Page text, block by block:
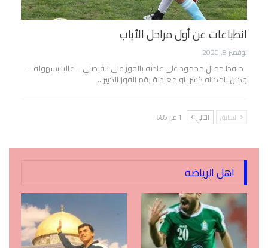
انطباعات عن أول مراحل الأياب
نوفمبر 8, 2020
حافظ جمال محمود على عادته بالفوز على الفيصلي – غالبا بسهولة –
وكان بامكانه كسر، او معادلة رقم الفوز الكبير…
السابق التالي 1 من 685
اهل الرياضه